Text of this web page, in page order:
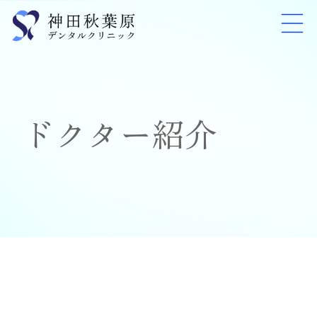
ドクター紹介